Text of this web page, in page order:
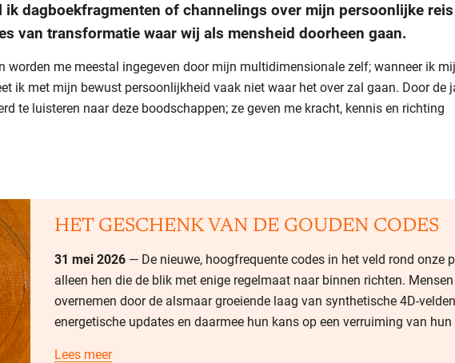
ik dagboekfragmenten of channelings over mijn persoonlijke
van transformatie waar wij als mensheid doorheen gaan.
worden me meestal ingegeven door mijn multidimensionale zelf; wanneer ik
ik met mijn bewust persoonlijkheid vaak niet waar het over zal gaan. Door de
te luisteren naar deze boodschappen; ze geven me kracht, kennis en richting
HET GESCHENK VAN DE GOUDEN CODES
31 mei 2026— De nieuwe, hoogfrequente codes in het veld rond onze
alleen hen die de blik met enige regelmaat naar binnen richten.
overnemen door de alsmaar groeiende laag van synthetische 4D-
energetische updates en daarmee hun kans op een verruiming van
Lees meer